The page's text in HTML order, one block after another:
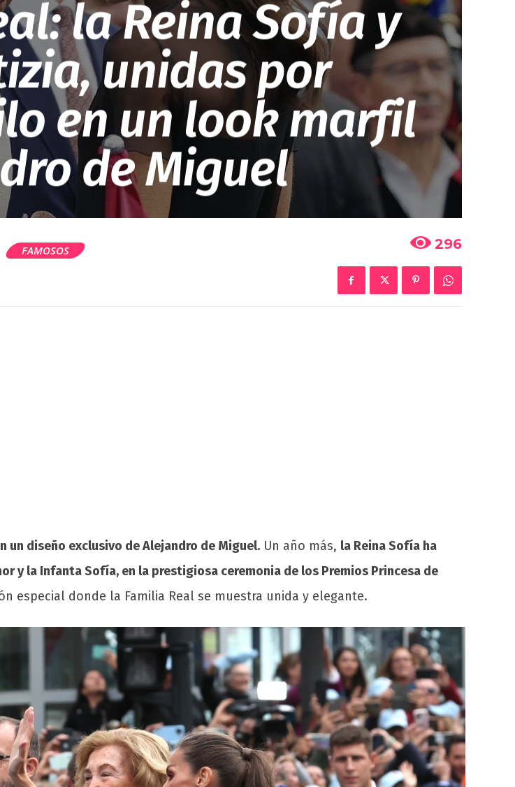
la Reina Sofía y
unidas por
en un look marfil
de Miguel
FAMOSOS 296
un diseño exclusivo de Alejandro de Miguel. Un año más, la Reina Sofía ha
y la Infanta Sofía, en la prestigiosa ceremonia de los Premios Princesa de
especial donde la Familia Real se muestra unida y elegante.